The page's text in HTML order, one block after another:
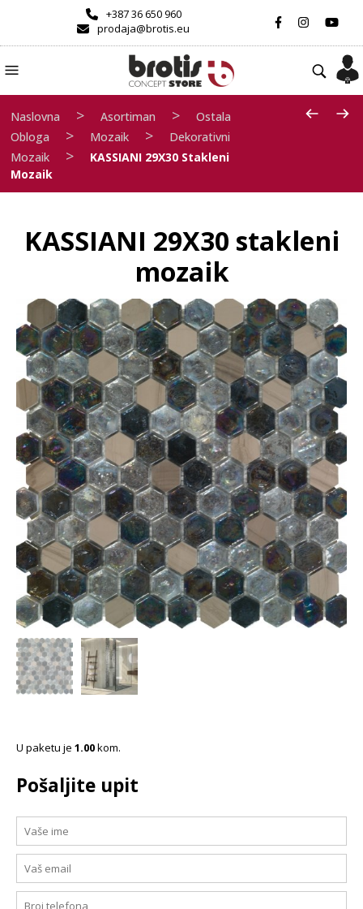
+387 36 650 960
prodaja@brotis.eu
Naslovna > Asortiman >
Ostala
Obloga
> Mozaik >
Dekorativni
Mozaik
>
KASSIANI 29X30 Stakleni
Mozaik
KASSIANI 29X30 stakleni
mozaik
U paketu je 1.00kom.
Pošaljite upit